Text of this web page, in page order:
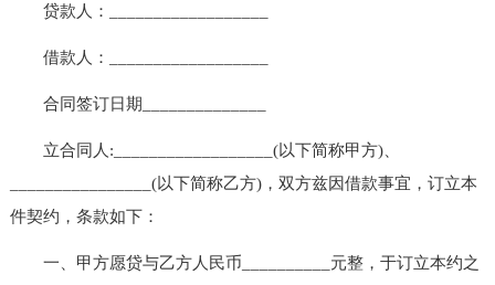
贷款人：__________________
借款人：__________________
合同签订日期______________
立合同人:__________________(以下简称甲方)、
________________(以下简称乙方)，双方兹因借款事宜，订立本
件契约，条款如下：
一、甲方愿贷与乙方人民币__________元整，于订立本约之